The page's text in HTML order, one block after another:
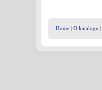
Home O katalogu